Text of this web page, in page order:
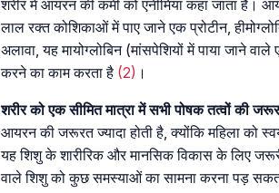
शरीर में आयरन की कमी को एनीमिया कहा जाता है।
लाल रक्त कोशिकाओं में पाए जाने एक प्रोटीन,
अलावा, यह मायोग्लोबिन (मांसपेशियों में पाया जाने
करने का काम करता है (2) ।
शरीर को एक सीमित मात्रा में सभी पोषक तत्वों की
आयरन की जरूरत ज्यादा होती है, क्योंकि महिला को
यह शिशु के शारीरिक और मानसिक विकास के लिए
वाले शिशु को कुछ समस्याओं का सामना करना पड़